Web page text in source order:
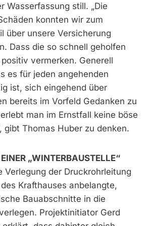
Wasserfassung still. „Die
konnten wir zum
über unsere Versicherung
Dass die so schnell geholfen
vermerken. Generell
es für jeden angehenden
ist, sich eingehend über
bereits im Vorfeld Gedanken zu
man im Ernstfall keine böse
gibt Thomas Huber zu denken.
„WINTERBAUSTELLE“
Verlegung der Druckrohrleitung
Krafthauses anbelangte,
Bauabschnitte in die
Projektinitiator Gerd